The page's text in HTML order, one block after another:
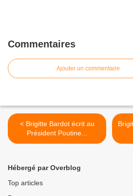
Commentaires
Ajouter un commentaire
< Brigitte Bardot écrit au
Président Poutine...
Hébergé par Overblog
Top articles